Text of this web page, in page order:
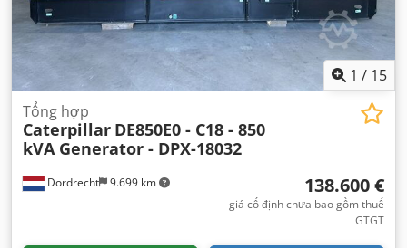
1 / 15
Dordrecht 9.699 km
Tổng hợp
Caterpillar DE850E0 - C18 - 850
kVA Generator - DPX-18032
138.600 €
giá cố định chưa bao gồm thuế
GTGT